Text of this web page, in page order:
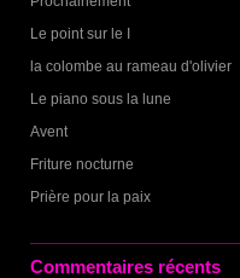
Le point sur le I
la colombe au rameau d'olivier
Le piano sous la lune
Avent
Friture nocturne
Prière pour la paix
Commentaires récents